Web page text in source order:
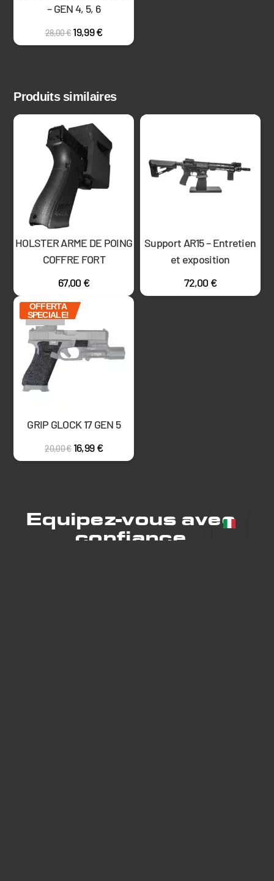
– GEN 4, 5, 6
28,00€ 19,99€
Produits similaires
HOLSTER ARME DE POING
COFFRE FORT
67,00 €
Support AR15 – Entretien
et exposition
72,00 €
OFFERTA
SPECIALE!
ÉPUISÉ
GRIP GLOCK 17 GEN 5
20,00€ 16,99€
Equipez-vous avec
confiance